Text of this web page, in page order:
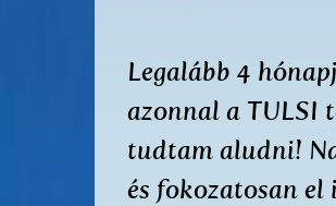
Legalább 4
azonnal a TULSI
tudtam aludni!
és fokozatosan